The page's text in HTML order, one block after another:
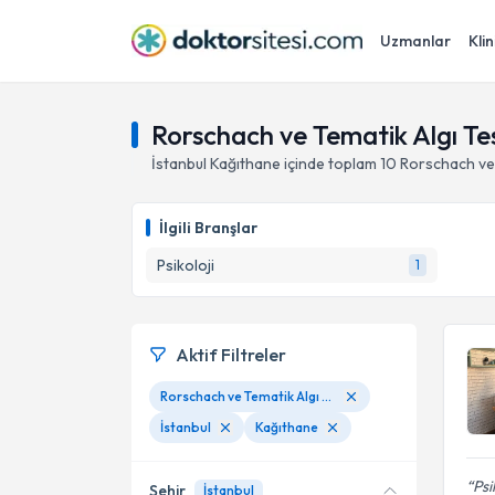
Uzmanlar
Rorschach ve Tematik Algı
İstanbul Kağıthane içinde toplam 10 Rorschach
İlgili Branşlar
Psikoloji
1
Aktif Filtreler
Rorschach ve Tematik Algı Testleri
İstanbul
Kağıthane
Şehir İstanbul